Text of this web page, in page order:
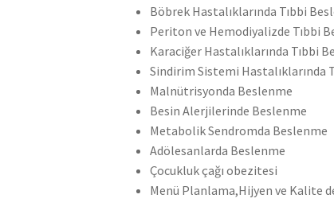
Böbrek Hastalıklarında Tıbbi
Periton ve Hemodiyalizde Tıbbi
Karaciğer Hastalıklarında Tıbbi
Sindirim Sistemi Hastalıklarında
Malnütrisyonda Beslenme
Besin Alerjilerinde Beslenme
Metabolik Sendromda Beslenme
Adölesanlarda Beslenme
Çocukluk çağı obezitesi
Menü Planlama,Hijyen ve Kalite